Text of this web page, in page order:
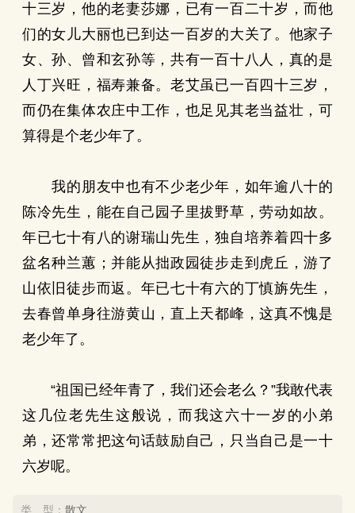
十三岁，他的老妻莎娜，已有一百二十岁，而他
们的女儿大丽也已到达一百岁的大关了。他家子
女、孙、曾和玄孙等，共有一百十八人，真的是
人丁兴旺，福寿兼备。老艾虽已一百四十三岁，
而仍在集体农庄中工作，也足见其老当益壮，可
算得是个老少年了。
我的朋友中也有不少老少年，如年逾八十的
陈冷先生，能在自己园子里拔野草，劳动如故。
年已七十有八的谢瑞山先生，独自培养着四十多
盆名种兰蕙；并能从拙政园徒步走到虎丘，游了
山依旧徒步而返。年已七十有六的丁慎旃先生，
去春曾单身往游黄山，直上天都峰，这真不愧是
老少年了。
“祖国已经年青了，我们还会老么？”我敢代表
这几位老先生这般说，而我这六十一岁的小弟
弟，还常常把这句话鼓励自己，只当自己是一十
六岁呢。
类 型： 散文